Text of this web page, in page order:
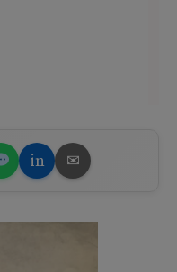
in ✉